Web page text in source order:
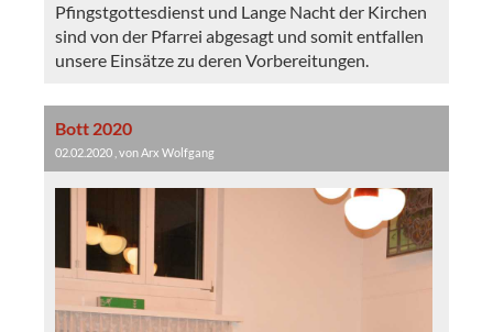
Pfingstgottesdienst und Lange Nacht der Kirchen
sind von der Pfarrei abgesagt und somit entfallen
unsere Einsätze zu deren Vorbereitungen.
Bott 2020
02.02.2020 , von Arx Wolfgang